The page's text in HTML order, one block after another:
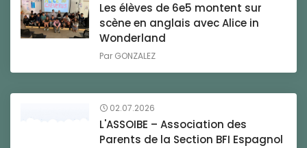
Les élèves de 6e5 montent sur
scène en anglais avec Alice in
Wonderland
Par GONZALEZ
02.07.2026
L'ASSOIBE – Association des
Parents de la Section BFI Espagnol